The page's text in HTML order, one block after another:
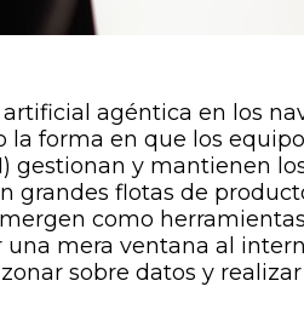
agéntica en los
la forma en que los
gestionan y mantienen
grandes flotas de
como
una mera ventana al
sobre datos y